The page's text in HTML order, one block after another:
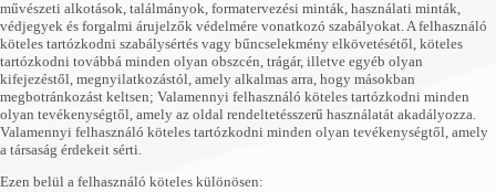
művészeti alkotások, találmányok, formatervezési minták, használati minták,
védjegyek és forgalmi árujelzők védelmére vonatkozó szabályokat. A felhasználó
köteles tartózkodni szabálysértés vagy bűncselekmény elkövetésétől, köteles
tartózkodni továbbá minden olyan obszcén, trágár, illetve egyéb olyan
kifejezéstől, megnyilatkozástól, amely alkalmas arra, hogy másokban
megbotránkozást keltsen; Valamennyi felhasználó köteles tartózkodni minden
olyan tevékenységtől, amely az oldal rendeltetésszerű használatát akadályozza.
Valamennyi felhasználó köteles tartózkodni minden olyan tevékenységtől, amely
a társaság érdekeit sérti.
Ezen belül a felhasználó köteles különösen: